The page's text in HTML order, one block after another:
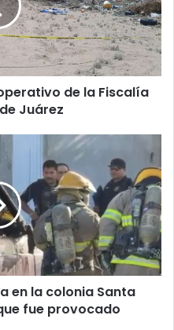
de la Fiscalía
Juárez
en la colonia Santa
fue provocado